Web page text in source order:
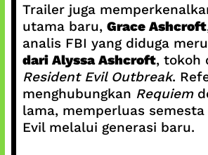
Trailer juga
utama baru, Grace Ashcroft
analis FBI yang diduga
dari Alyssa Ashcroft, tokoh
Resident Evil Outbreak.
menghubungkan Requiem
lama, memperluas
Evil melalui generasi baru.